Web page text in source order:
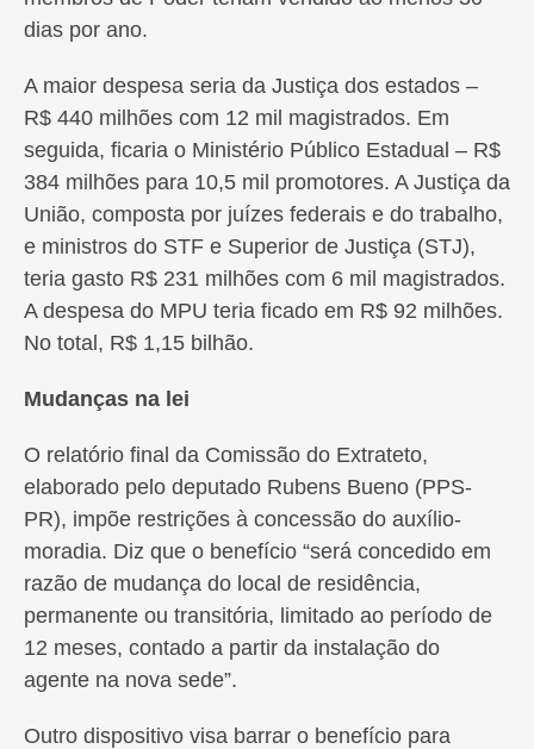
dias por ano.
A maior despesa seria da Justiça dos estados –
R$ 440 milhões com 12 mil magistrados. Em
seguida, ficaria o Ministério Público Estadual – R$
384 milhões para 10,5 mil promotores. A Justiça da
União, composta por juízes federais e do trabalho,
e ministros do STF e Superior de Justiça (STJ),
teria gasto R$ 231 milhões com 6 mil magistrados.
A despesa do MPU teria ficado em R$ 92 milhões.
No total, R$ 1,15 bilhão.
Mudanças na lei
O relatório final da Comissão do Extrateto,
elaborado pelo deputado Rubens Bueno (PPS-
PR), impõe restrições à concessão do auxílio-
moradia. Diz que o benefício “será concedido em
razão de mudança do local de residência,
permanente ou transitória, limitado ao período de
12 meses, contado a partir da instalação do
agente na nova sede”.
Outro dispositivo visa barrar o benefício para